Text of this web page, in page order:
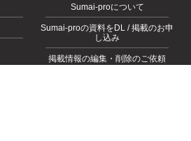
Sumai-proについて
Sumai-proの資料をDL / 掲載のお申
し込み
掲載情報の編集・削除のご依頼